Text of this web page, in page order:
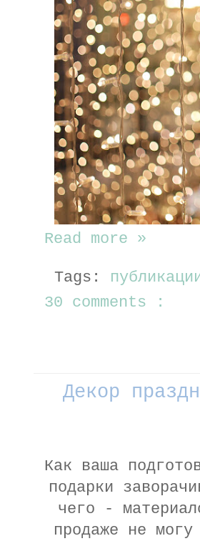
Read more »
Tags:
30 comments :
Декор
Как ваша
подарки
чего -
продаже не